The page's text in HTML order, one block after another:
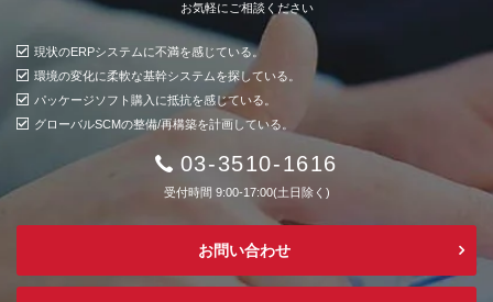
お気軽にご相談ください
現状のERPシステムに不満を感じている。
環境の変化に柔軟な基幹システムを探している。
パッケージソフト購入に抵抗を感じている。
グローバルSCMの整備/再構築を計画している。
03-3510-1616
受付時間 9:00-17:00(土日除く)
お問い合わせ